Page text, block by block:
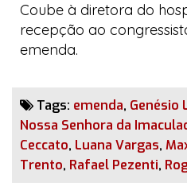
Coube à diretora do
recepção ao
emenda.
Tags: emenda, Genésio
Nossa Senhora da
Ceccato, Luana Vargas,
Trento, Rafael Pezenti,